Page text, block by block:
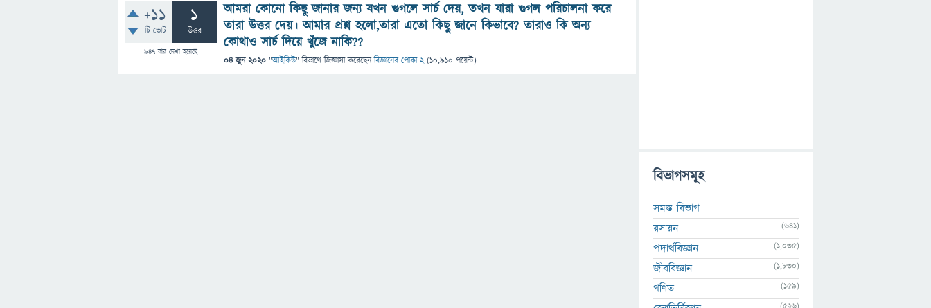
+11
টি ভোট
1
উত্তর
947 বার দেখা হয়েছে
আমরা কোনো কিছু জানার জন্য যখন গুগলে সার্চ দেয়, তখন যারা গুগল পরিচালনা করে
তারা উত্তর দেয়। আমার প্রশ্ন হলো,তারা এতো কিছু জানে কিভাবে? তারাও কি অন্য
কোথাও সার্চ দিয়ে খুঁজে নাকি??
04 জুন 2020 "আইকিউ" বিভাগে জিজ্ঞাসাকরেছেনবিজ্ঞানের পোকা 2 (10,910 পয়েন্ট)
বিভাগসমূহ
সমস্ত বিভাগ
রসায়ন
(641)
পদার্থবিজ্ঞান (1,035)
জীববিজ্ঞান (1,830)
গণিত (159)